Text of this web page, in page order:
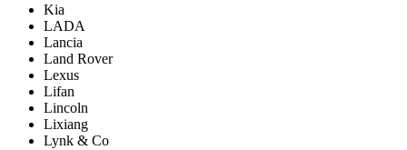
Kia
LADA
Lancia
Land Rover
Lexus
Lifan
Lincoln
Lixiang
Lynk & Co